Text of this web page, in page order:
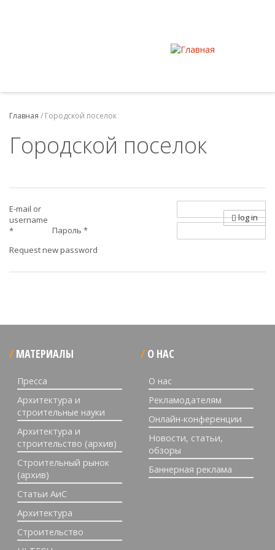
Главная / Городской поселок
Городской поселок
E-mail or
username
*
Пароль *
Request new password
log in
МАТЕРИАЛЫ
Пресса
Архитектура и
строительные науки
Архитектура и
строительство (архив)
Строительный рынок
(архив)
Статьи АиС
Архитектура
Строительство
О НАС
О нас
Рекламодателям
Онлайн-конференции
Новости, статьи,
обзоры
Баннерная реклама